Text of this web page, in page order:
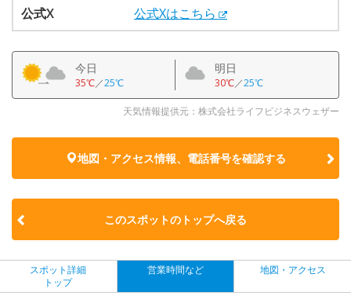
公式X
公式Xはこちら
今日
35℃／25℃
明日
30℃／25℃
天気情報提供元：株式会社ライフビジネスウェザー
地図・アクセス情報、電話番号を確認する
このスポットのトップへ戻る
スポット詳細
トップ
営業時間など 地図・アクセス